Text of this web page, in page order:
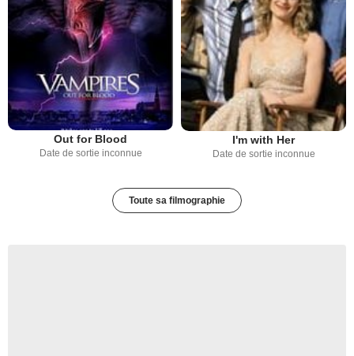
Out for Blood
Date de sortie inconnue
I'm with Her
Date de sortie inconnue
Toute sa filmographie